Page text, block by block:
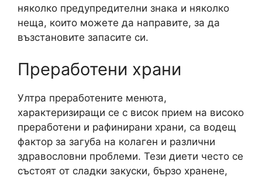
няколко предупредителни знака и няколко
неща, които можете да направите, за да
възстановите запасите си.
Преработени храни
Ултра преработените менюта,
характеризиращи се с висок прием на високо
преработени и рафинирани храни, са водещ
фактор за загуба на колаген и различни
здравословни проблеми. Тези диети често се
състоят от сладки закуски, бързо хранене,